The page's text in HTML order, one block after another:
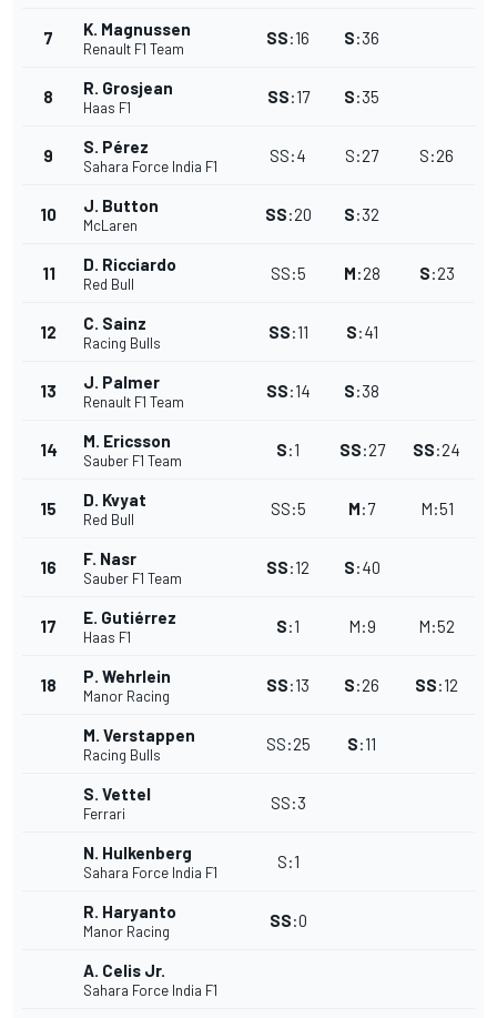
7 K. Magnussen
Renault F1 Team
SS:16 S:36
8 R. Grosjean
Haas F1
SS:17 S:35
9 S. Pérez
Sahara Force India F1
SS:4 S:27 S:26
10 J. Button
McLaren
SS:20 S:32
11 D. Ricciardo
Red Bull
SS:5 M:28 S:23
12 C. Sainz
Racing Bulls
SS:11 S:41
13 J. Palmer
Renault F1 Team
SS:14 S:38
14 M. Ericsson
Sauber F1 Team
S:1 SS:27 SS:24
15 D. Kvyat
Red Bull
SS:5 M:7 M:51
16 F. Nasr
Sauber F1 Team
SS:12 S:40
17 E. Gutiérrez
Haas F1
S:1 M:9 M:52
18 P. Wehrlein
Manor Racing
SS:13 S:26 SS:12
M. Verstappen
Racing Bulls
SS:25 S:11
S. Vettel
Ferrari
SS:3
N. Hulkenberg
Sahara Force India F1
S:1
R. Haryanto
Manor Racing
SS:0
A. Celis Jr.
Sahara Force India F1